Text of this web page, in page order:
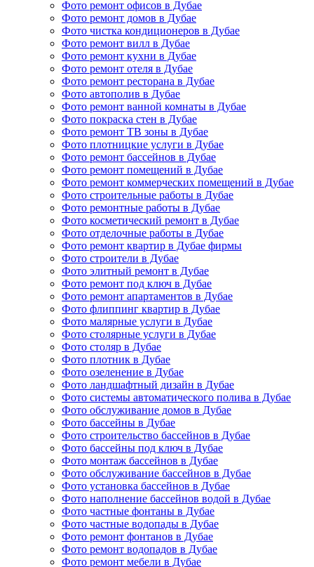
Фото ремонт офисов в Дубае
Фото ремонт домов в Дубае
Фото чистка кондиционеров в Дубае
Фото ремонт вилл в Дубае
Фото ремонт кухни в Дубае
Фото ремонт отеля в Дубае
Фото ремонт ресторана в Дубае
Фото автополив в Дубае
Фото ремонт ванной комнаты в Дубае
Фото покраска стен в Дубае
Фото ремонт ТВ зоны в Дубае
Фото плотницкие услуги в Дубае
Фото ремонт бассейнов в Дубае
Фото ремонт помещений в Дубае
Фото ремонт коммерческих помещений в Дубае
Фото строительные работы в Дубае
Фото ремонтные работы в Дубае
Фото косметический ремонт в Дубае
Фото отделочные работы в Дубае
Фото ремонт квартир в Дубае фирмы
Фото строители в Дубае
Фото элитный ремонт в Дубае
Фото ремонт под ключ в Дубае
Фото ремонт апартаментов в Дубае
Фото флиппинг квартир в Дубае
Фото малярные услуги в Дубае
Фото столярные услуги в Дубае
Фото столяр в Дубае
Фото плотник в Дубае
Фото озеленение в Дубае
Фото ландшафтный дизайн в Дубае
Фото системы автоматического полива в Дубае
Фото обслуживание домов в Дубае
Фото бассейны в Дубае
Фото строительство бассейнов в Дубае
Фото бассейны под ключ в Дубае
Фото монтаж бассейнов в Дубае
Фото обслуживание бассейнов в Дубае
Фото установка бассейнов в Дубае
Фото наполнение бассейнов водой в Дубае
Фото частные фонтаны в Дубае
Фото частные водопады в Дубае
Фото ремонт фонтанов в Дубае
Фото ремонт водопадов в Дубае
Фото ремонт мебели в Дубае